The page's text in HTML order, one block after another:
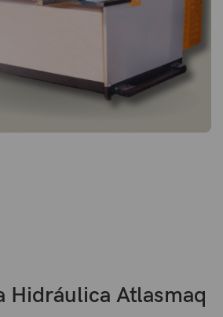
Hidráulica Atlasmaq